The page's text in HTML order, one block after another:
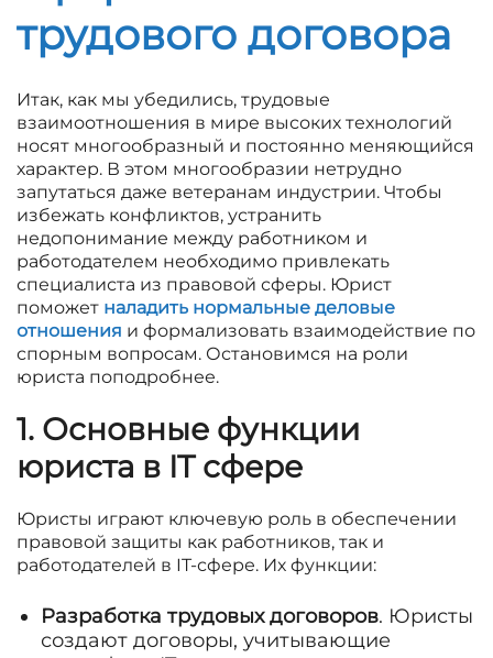
трудового договора
Итак, как мы убедились, трудовые
взаимоотношения в мире высоких технологий
носят многообразный и постоянно меняющийся
характер. В этом многообразии нетрудно
запутаться даже ветеранам индустрии. Чтобы
избежать конфликтов, устранить
недопонимание между работником и
работодателем необходимо привлекать
специалиста из правовой сферы. Юрист
поможет наладить нормальные деловые
отношения и формализовать взаимодействие по
спорным вопросам. Остановимся на роли
юриста поподробнее.
1. Основные функции
юриста в IT сфере
Юристы играют ключевую роль в обеспечении
правовой защиты как работников, так и
работодателей в IT-сфере. Их функции:
Разработка трудовых договоров. Юристы
создают договоры, учитывающие